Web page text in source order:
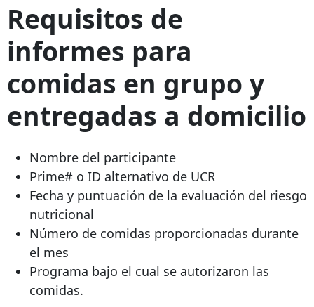
Requisitos de
informes para
comidas en grupo y
entregadas a domicilio
Nombre del participante
Prime# o ID alternativo de UCR
Fecha y puntuación de la evaluación del riesgo
nutricional
Número de comidas proporcionadas durante
el mes
Programa bajo el cual se autorizaron las
comidas.